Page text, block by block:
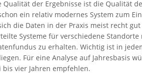
der Ergebnisse ist die Qualität
ein relativ modernes System zum
die Daten in der Praxis meist recht
Systeme für verschiedene
zu erhalten. Wichtig ist in
Für eine Analyse auf Jahresbasis
vier Jahren empfehlen.